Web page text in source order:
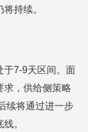
持续。
于7-9天区间。面
求，供给侧策略
续将通过进一步
。